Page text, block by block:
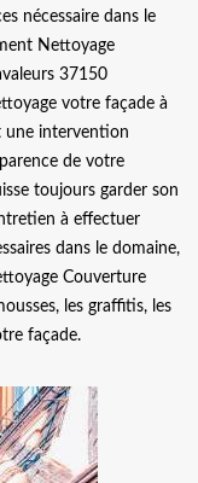
nécessaire dans le
Nettoyage
37150
votre façade à
une intervention
de votre
toujours garder son
à effectuer
dans le domaine,
Couverture
les graffitis, les
façade.